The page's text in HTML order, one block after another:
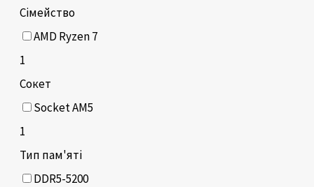
Сімейство
AMD Ryzen 7
1
Сокет
Socket AM5
1
Тип пам'яті
DDR5-5200